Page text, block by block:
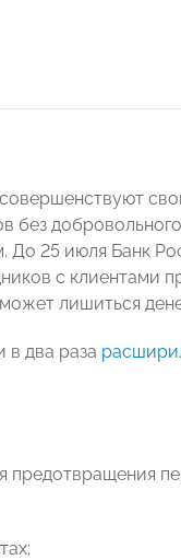
без
До 25 июля Банк
с клиентами
лишиться
в два раза
предотвращения